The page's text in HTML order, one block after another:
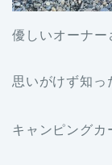
優しいオーナー
思いがけず知
キャンピング